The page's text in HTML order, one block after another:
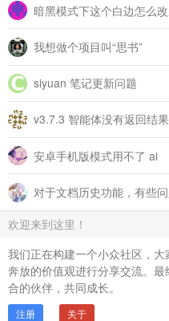
暗黑模式下这个白边怎么
我想做个项目叫“思书”
siyuan 笔记更新问题
v3.7.3 智能体没有返回结果
安卓手机版模式用不了 ai
对于文档历史功能，有些
欢迎来到这里！
我们正在构建一个小众社区，大
奔放的价值观进行分享交流。
合的伙伴，共同成长。
注册 关于